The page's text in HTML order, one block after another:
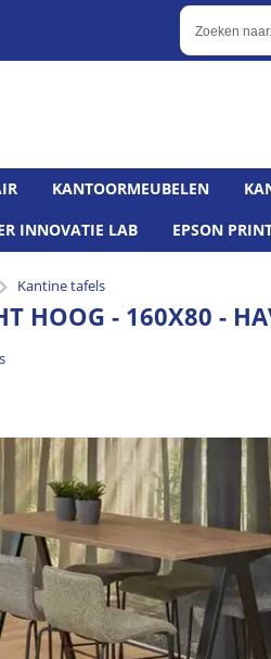
KANTOORMEUBELEN
INNOVATIE LAB EPSON
Kantine tafels
HOOG - 160X80 -